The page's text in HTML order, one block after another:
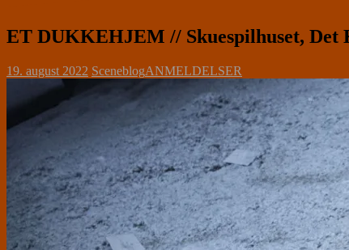
ET DUKKEHJEM // Skuespilhuset, Det
19. august 2022 SceneblogANMELDELSER